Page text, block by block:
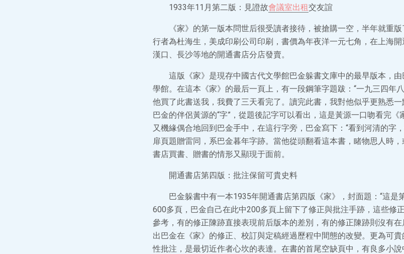
1933年11月第二版：見證故會議室出租交友誼
《家》的第一版本問世后很受讀者接待，被搶購一空，半年就重
行者為杜海生，美成印刷公司印刷，書價為年夜洋一元七角，在上海開
漢口、長沙等地的開通書店分店發賣。
這版《家》是現存中國古代文學館巴金躲書文庫中的最早版本，
學館。在這本《家》的最后一頁上，有一段鋼筆字題跋：“一九三四年
他買了此書送我，我費了三天看完了。讀完此書，我對他似乎更熟悉一
巴金的伴侶黃源的“字”，從題後記字可以看出，這是黃源一口吻看完
又機緣偶合地回到巴金手中，在這行字旁，巴金寫下：“看到河清的字
扉頁題贈雷同，系巴金暮年字跡。當他從頭翻看這本書，睹物思人時
書店買書、贈書的情形又顯現于面前。
開通書店第四版：批注保留可貴史料
巴金躲書中有一本1935年開通書店第四版《家》，封面題：“這是
600多頁，巴金自己在此中200多頁上留下了修正與批注手跡，這些修
參考，有的修正陳跡直接表現前后版本的差別，有的修正陳跡則沒有
出巴金在《家》的修正、校訂與定稿經過歷程中間態的改變。更為可
性批注，是最切近作者心坎的表達。在書的首尾空缺頁中，有良多小